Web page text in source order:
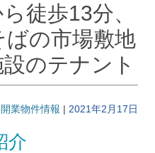
徒歩13分、
ばの市場敷地
のテナント
業物件情報 | 2021年2月17日
介